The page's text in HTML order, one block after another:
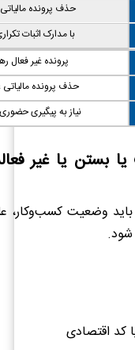
حذف پرونده
با مدارک اثبات
پرونده غیر فعال
حذف پرونده مالیاتی
نیاز به پیگیری
بستن یا غیر
باید وضعیت
کد اقتصادی